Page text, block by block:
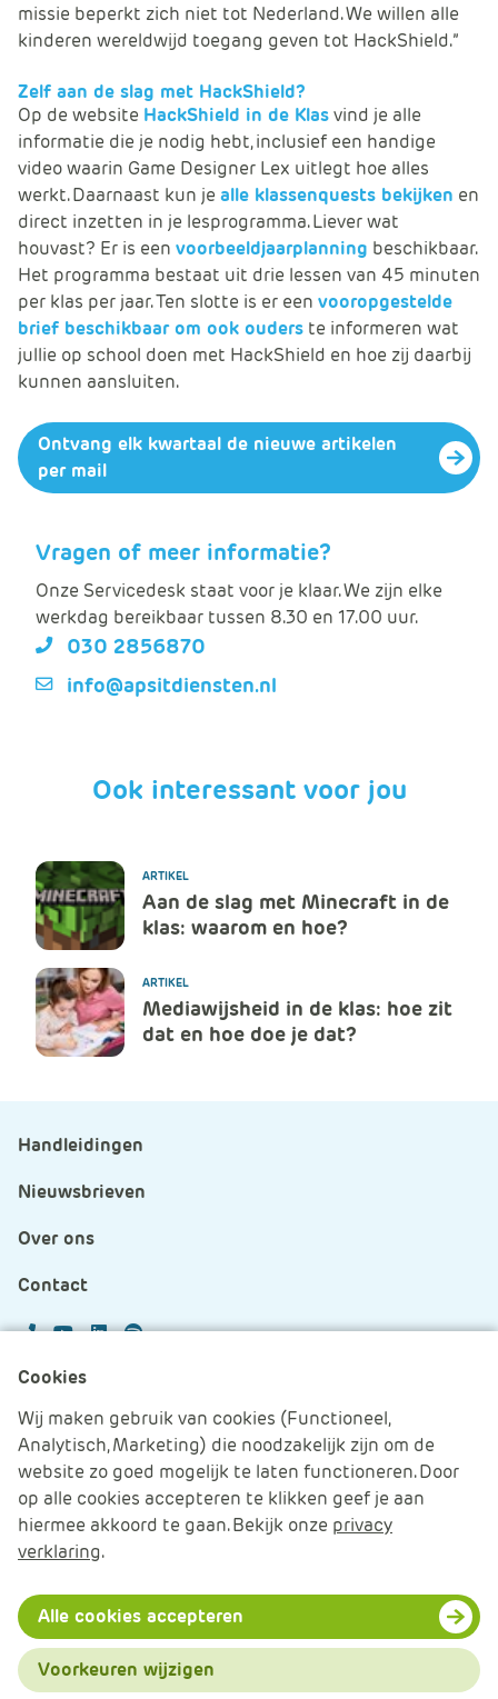
missie beperkt zich niet tot Nederland. We willen alle
kinderen wereldwijd toegang geven tot HackShield.”
Zelf aan de slag met HackShield?
Op de website HackShield in de Klasvind je alle
informatie die je nodig hebt, inclusief een handige
video waarin Game Designer Lex uitlegt hoe alles
werkt. Daarnaast kun je alle klassenquests bekijken en
direct inzetten in je lesprogramma. Liever wat
houvast? Er is een voorbeeldjaarplanning beschikbaar.
Het programma bestaat uit drie lessen van 45 minuten
per klas per jaar. Ten slotte is er een vooropgestelde
brief beschikbaar om ook ouders te informeren wat
jullie op school doen met HackShield en hoe zij daarbij
kunnen aansluiten.
Ontvang elk kwartaal de nieuwe artikelen
per mail
Vragen of meer informatie?
Onze Servicedesk staat voor je klaar. We zijn elke
werkdag bereikbaar tussen 8.30 en 17.00 uur.
030 2856870
info@apsitdiensten.nl
Ook interessant voor jou
ARTIKEL
Aan de slag met Minecraft in de
klas: waarom en hoe?
ARTIKEL
Mediawijsheid in de klas: hoe zit
dat en hoe doe je dat?
Handleidingen
Nieuwsbrieven
Over ons
Contact
© 2026 APS IT-diensten - Alle rechten voorbehouden
Cookies beheren
Cookie verklaring
Algemene voorwaarden
Disclaimer & Privacy
Cookies
Wij maken gebruik van cookies (Functioneel,
Analytisch, Marketing) die noodzakelijk zijn om de
website zo goed mogelijk te laten functioneren. Door
op alle cookies accepteren te klikken geef je aan
hiermee akkoord te gaan. Bekijk onze privacy
verklaring.
Alle cookies accepteren
Voorkeuren wijzigen